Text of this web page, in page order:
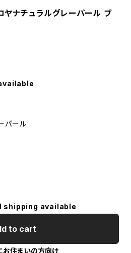
ヤナチュラルグレーパール ブ
ール
shipping available
to cart
お住まいの方向け